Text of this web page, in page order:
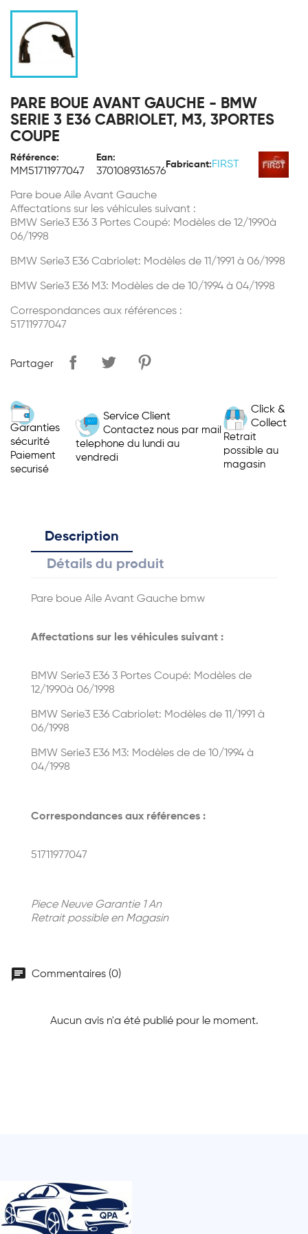
PARE BOUE AVANT GAUCHE - BMW
SERIE 3 E36 CABRIOLET, M3, 3PORTES
COUPE
Référence:
MM51711977047
Ean:
3701089316576
Fabricant: FIRST
Pare boue Aile Avant Gauche
Affectations sur les véhicules suivant :
BMW Serie3 E36 3 Portes Coupé: Modèles de 12/1990à
06/1998
BMW Serie3 E36 Cabriolet: Modèles de 11/1991 à 06/1998
BMW Serie3 E36 M3: Modèles de de 10/1994 à 04/1998
Correspondances aux références :
51711977047
Partager
Garanties
sécurité
Paiement
securisé
Service Client
Contactez nous par mail
telephone du lundi au
vendredi
Click &
Collect
Retrait
possible au
magasin
Description
Détails du produit
Pare boue Aile Avant Gauche bmw
Affectations sur les véhicules suivant :
BMW Serie3 E36 3 Portes Coupé: Modèles de
12/1990à 06/1998
BMW Serie3 E36 Cabriolet: Modèles de 11/1991 à
06/1998
BMW Serie3 E36 M3: Modèles de de 10/1994 à
04/1998
Correspondances aux références :
51711977047
Piece Neuve Garantie 1 An
Retrait possible en Magasin
chat Commentaires (0)
Aucun avis n'a été publié pour le moment.